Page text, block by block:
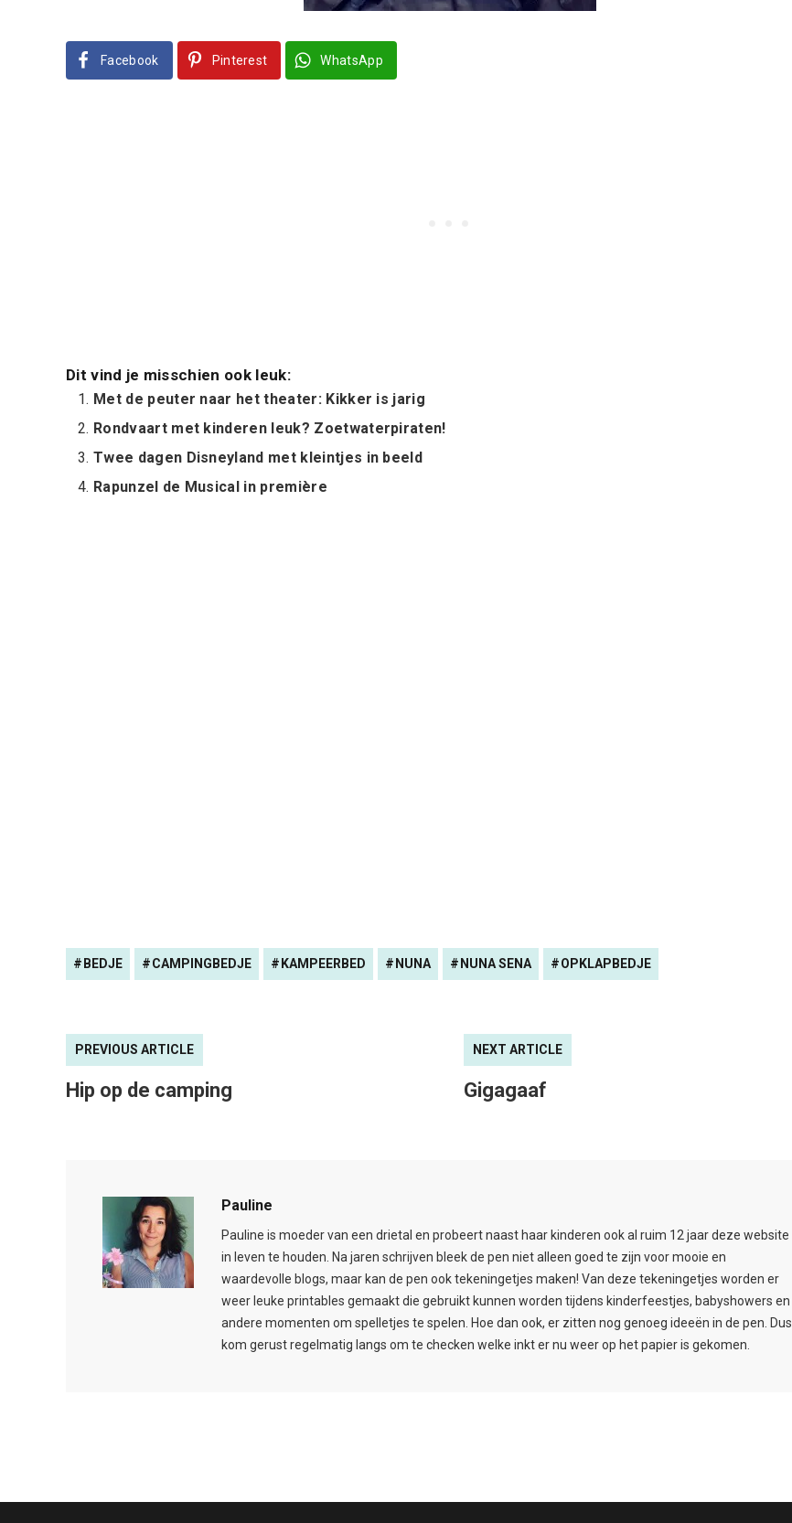
Facebook Pinterest WhatsApp
Dit vind je misschien ook leuk:
Met de peuter naar het theater: Kikker is jarig
Rondvaart met kinderen leuk? Zoetwaterpiraten!
Twee dagen Disneyland met kleintjes in beeld
Rapunzel de Musical in première
BEDJE CAMPINGBEDJE KAMPEERBED NUNA NUNA SENA OPKLAPBEDJE
PREVIOUS ARTICLE
Hip op de camping
NEXT ARTICLE
Gigagaaf
Pauline
Pauline is moeder van een drietal en probeert naast haar kinderen ook al ruim 12 jaar deze website
in leven te houden. Na jaren schrijven bleek de pen niet alleen goed te zijn voor mooie en
waardevolle blogs, maar kan de pen ook tekeningetjes maken! Van deze tekeningetjes worden er
weer leuke printables gemaakt die gebruikt kunnen worden tijdens kinderfeestjes, babyshowers en
andere momenten om spelletjes te spelen. Hoe dan ook, er zitten nog genoeg ideeën in de pen. Dus
kom gerust regelmatig langs om te checken welke inkt er nu weer op het papier is gekomen.